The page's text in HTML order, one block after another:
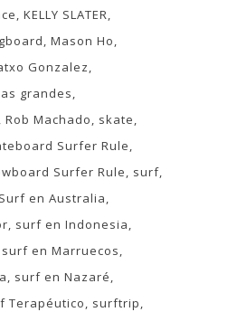
KELLY SLATER
Mason Ho
Gonzalez
grandes
Rob Machado
skate
Surfer Rule
Surfer Rule
surf
Surf en Australia
surf en Indonesia
surf en Marruecos
surf en Nazaré
Terapéutico surftrip